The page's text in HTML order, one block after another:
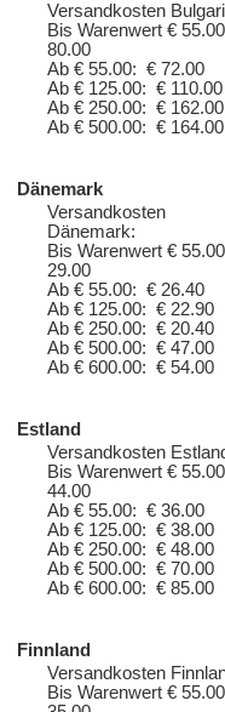
Versandkosten
Bis Warenwert €
80.00
Ab € 55.00: € 72.00
Ab € 125.00: € 110.00
Ab € 250.00: € 162.00
Ab € 500.00: € 164.00
Dänemark
Versandkosten
Dänemark:
Bis Warenwert €
29.00
Ab € 55.00: € 26.40
Ab € 125.00: € 22.90
Ab € 250.00: € 20.40
Ab € 500.00: € 47.00
Ab € 600.00: € 54.00
Estland
Versandkosten
Bis Warenwert €
44.00
Ab € 55.00: € 36.00
Ab € 125.00: € 38.00
Ab € 250.00: € 48.00
Ab € 500.00: € 70.00
Ab € 600.00: € 85.00
Finnland
Versandkosten
Bis Warenwert €